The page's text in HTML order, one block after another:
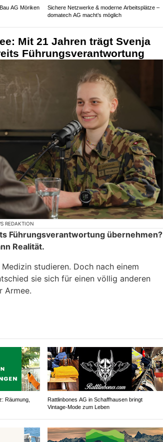
AG Möriken
Sichere Netzwerke & moderne Arbeitsplätze –
domatech AG macht’s möglich
Mit 21 Jahren trägt Svenja
Führungsverantwortung
REDAKTION
Führungsverantwortung übernehmen?
Realität.
studieren. Doch nach einem
sie sich für einen völlig anderen
Armee.
Räumung,
Rattlinbones AG in Schaffhausen bringt
Vintage-Mode zum Leben